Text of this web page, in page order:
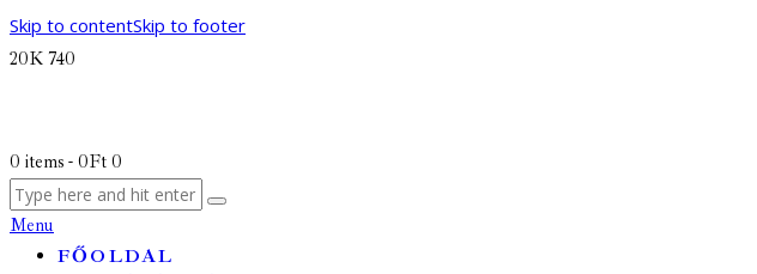
Skip to contentSkip to footer
20K 740
0 items - 0Ft 0
Menu
FŐOLDAL